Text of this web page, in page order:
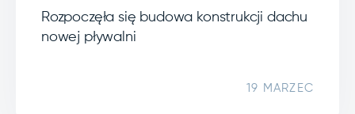
Rozpoczęła się budowa konstrukcji dachu
nowej pływalni
19 MARZEC